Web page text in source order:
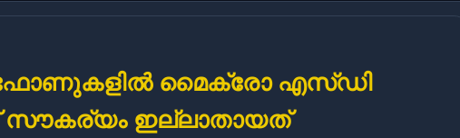
മൈക്രോ എസ്ഡി
ഇല്ലാതായത്